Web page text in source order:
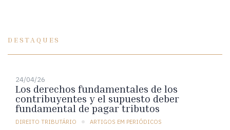
DESTAQUES
24/04/26
Los derechos fundamentales de los
contribuyentes y el supuesto deber
fundamental de pagar tributos
DIREITO TRIBUTÁRIO ARTIGOS EM PERIÓDICOS